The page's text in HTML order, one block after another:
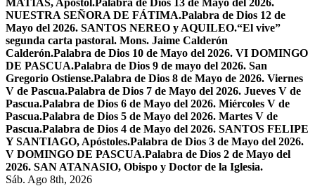
MATÍAS, Apóstol.Palabra de Dios 13 de Mayo del 2026.
NUESTRA SEÑORA DE FÁTIMA.Palabra de Dios 12 de
Mayo del 2026. SANTOS NEREO y AQUILEO.“El vive”
segunda carta pastoral. Mons. Jaime Calderón
Calderón.Palabra de Dios 10 de Mayo del 2026. VI DOMINGO
DE PASCUA.Palabra de Dios 9 de mayo del 2026. San
Gregorio Ostiense.Palabra de Dios 8 de Mayo de 2026. Viernes
V de Pascua.Palabra de Dios 7 de Mayo del 2026. Jueves V de
Pascua.Palabra de Dios 6 de Mayo del 2026. Miércoles V de
Pascua.Palabra de Dios 5 de Mayo del 2026. Martes V de
Pascua.Palabra de Dios 4 de Mayo del 2026. SANTOS FELIPE
Y SANTIAGO, Apóstoles.Palabra de Dios 3 de Mayo del 2026.
V DOMINGO DE PASCUA.Palabra de Dios 2 de Mayo del
2026. SAN ATANASIO, Obispo y Doctor de la Iglesia.
Sáb. Ago 8th, 2026